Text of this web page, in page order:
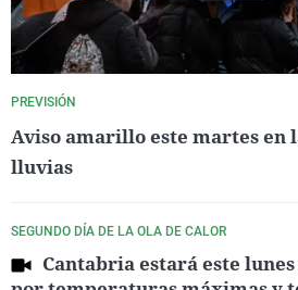
PREVISIÓN
Aviso amarillo este martes en
lluvias
SEGUNDO DÍA DE LA OLA DE CALOR
Cantabria estará este